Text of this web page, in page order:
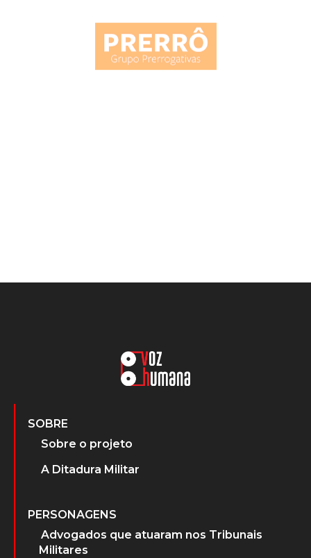
SOBRE
Sobre o projeto
A Ditadura Militar
PERSONAGENS
Advogados que atuaram nos Tribunais
Militares